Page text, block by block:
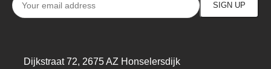
Dijkstraat 72, 2675 AZ Honselersdijk